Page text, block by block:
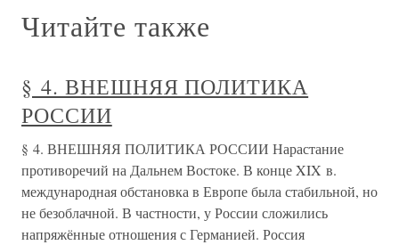
Читайте также
§ 4. ВНЕШНЯЯ ПОЛИТИКА
РОССИИ
§ 4. ВНЕШНЯЯ ПОЛИТИКА РОССИИ Нарастание
противоречий на Дальнем Востоке. В конце XIX в.
международная обстановка в Европе была стабильной, но
не безоблачной. В частности, у России сложились
напряжённые отношения с Германией. Россия